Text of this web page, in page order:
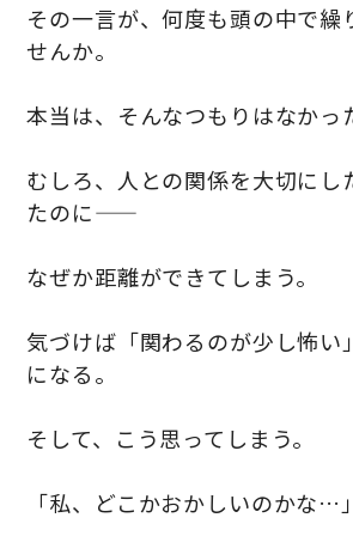
その一言が、何度も頭の中で繰
せんか。
本当は、そんなつもりはなかっ
むしろ、人との関係を大切にし
たのに――
なぜか距離ができてしまう。
気づけば「関わるのが少し怖い
になる。
そして、こう思ってしまう。
「私、どこかおかしいのかな…」